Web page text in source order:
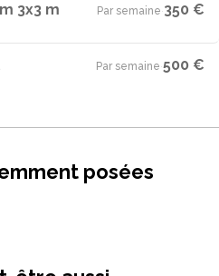
3x3 m Par semaine·350 €
Par semaine·500 €
posées